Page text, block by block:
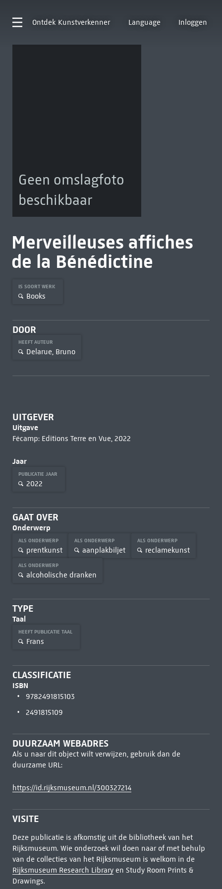
Ontdek Kunstverkenner Language Inloggen
Geen omslagfoto
beschikbaar
Merveilleuses affiches
de la Bénédictine
IS SOORT WERK
Books
DOOR
HEEFT AUTEUR
Delarue, Bruno
UITGEVER
Uitgave
Fécamp: Editions Terre en Vue, 2022
Jaar
PUBLICATIE JAAR
2022
GAAT OVER
Onderwerp
ALS ONDERWERP
prentkunst
ALS ONDERWERP
aanplakbiljet
ALS ONDERWERP
reclamekunst
ALS ONDERWERP
alcoholische dranken
TYPE
Taal
HEEFT PUBLICATIE TAAL
Frans
CLASSIFICATIE
ISBN
9782491815103
2491815109
DUURZAAM WEBADRES
Als u naar dit object wilt verwijzen, gebruik dan de
duurzame URL:
https://id.rijksmuseum.nl/300327214
VISITE
Deze publicatie is afkomstig uit de bibliotheek van het
Rijksmuseum. Wie onderzoek wil doen naar of met behulp
van de collecties van het Rijksmuseum is welkom in de
Rijksmuseum Research Libraryen Study Room Prints &
Drawings.